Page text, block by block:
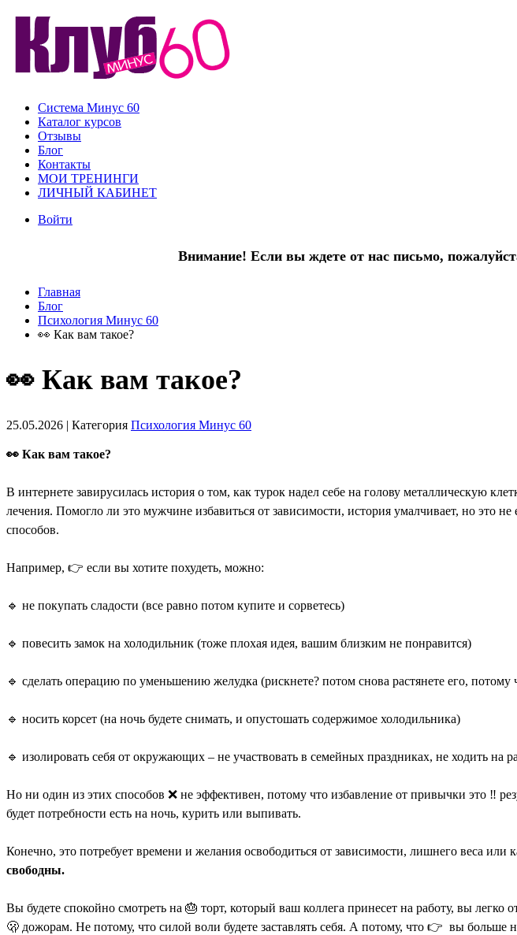
Система Минус 60
Каталог курсов
Отзывы
Блог
Контакты
МОИ ТРЕНИНГИ
ЛИЧНЫЙ КАБИНЕТ
Войти
Внимание! Если вы ждете от нас письмо,
Главная
Блог
Психология Минус 60
👀 Как вам такое?
👀 Как вам такое?
25.05.2026 | Категория Психология Минус 60
👀 Как вам такое?
В интернете завирусилась история о том, как турок надел себе на голову металлическую
лечения. Помогло ли это мужчине избавиться от зависимости, история умалчивает, но
способов.
Например, 👉 если вы хотите похудеть, можно:
🔹 не покупать сладости (все равно потом купите и сорветесь)
🔹 повесить замок на холодильник (тоже плохая идея, вашим близким не понравится)
🔹 сделать операцию по уменьшению желудка (рискнете? потом снова растянете его, потому
🔹 носить корсет (на ночь будете снимать, и опустошать содержимое холодильника)
🔹 изолировать себя от окружающих – не участвовать в семейных праздниках, не ходить на
Но ни один из этих способов ❌ не эффективен, потому что избавление от привычки это ‼️
будет потребности есть на ночь, курить или выпивать.
Конечно, это потребует времени и желания освободиться от зависимости, лишнего веса
свободны.
Вы будете спокойно смотреть на 🎂 торт, который ваш коллега принесет на работу, вы
🫢 дожорам. Не потому, что силой воли будете заставлять себя. А потому, что 👉 вы